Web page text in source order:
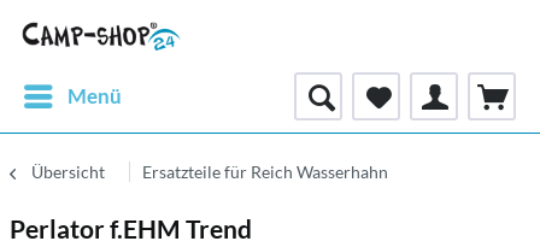
Menü
Übersicht Ersatzteile für Reich Wasserhahn
Perlator f.EHM Trend